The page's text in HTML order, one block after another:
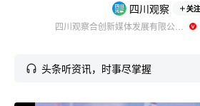
四川观察 关注
四川观察合创新媒体发展有限公司官方账号
头条听资讯，时事尽掌握